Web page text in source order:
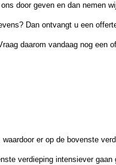
door geven en dan nemen
Dan ontvangt u een
daarom vandaag nog een
er op de bovenste
verdieping intensiever